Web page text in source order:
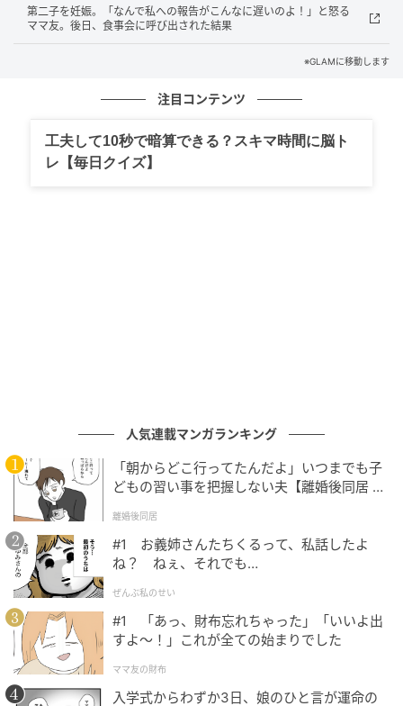
おきにスマホがヴーッ、ヴーッと震え始めます。
「ねえ、なんで無視するの？」
「おーい」
「もう連絡してこないでください」
短い拒絶の言葉。
送信ボタンを押し、すぐにブロックの設定を開こうと
した、まさにその時。
ピコンッ。
私が送ったメッセージに既読がついたのとほぼ同時、
本当に一瞬の出来事でした。
第二子を妊娠。「なんで私への報告がこんなに遅いのよ！」と怒る
ママ友。後日、食事会に呼び出された結果
※GLAMに移動します
注目コンテンツ
工夫して10秒で暗算できる？スキマ時間に脳ト
レ【毎日クイズ】
人気連載マンガランキング
「朝からどこ行ってたんだよ」いつまでも子
どもの習い事を把握しない夫【離婚後同居 Vo
離婚後同居
#1 お義姉さんたちくるって、私話したよ
ね？ ねぇ、それでも…
ぜんぶ私のせい
#1 「あっ、財布忘れちゃった」「いいよ出
すよ〜！」これが全ての始まりでした
ママ友の財布
入学式からわずか3日、娘のひと言が運命の